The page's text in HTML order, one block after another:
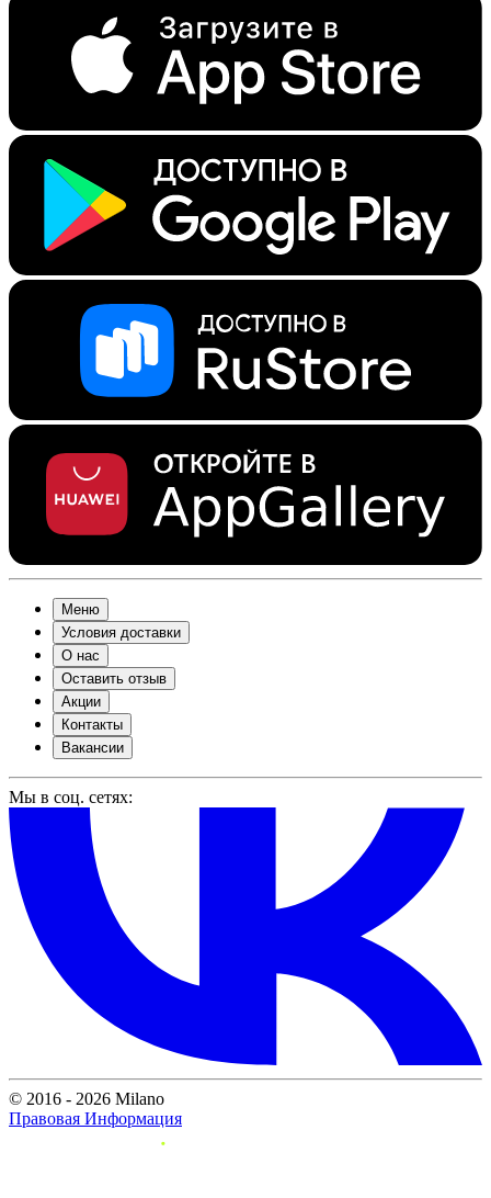
Меню
Условия доставки
О нас
Оставить отзыв
Акции
Контакты
Вакансии
Мы в соц. сетях:
© 2016 - 2026 Milano
Правовая Информация